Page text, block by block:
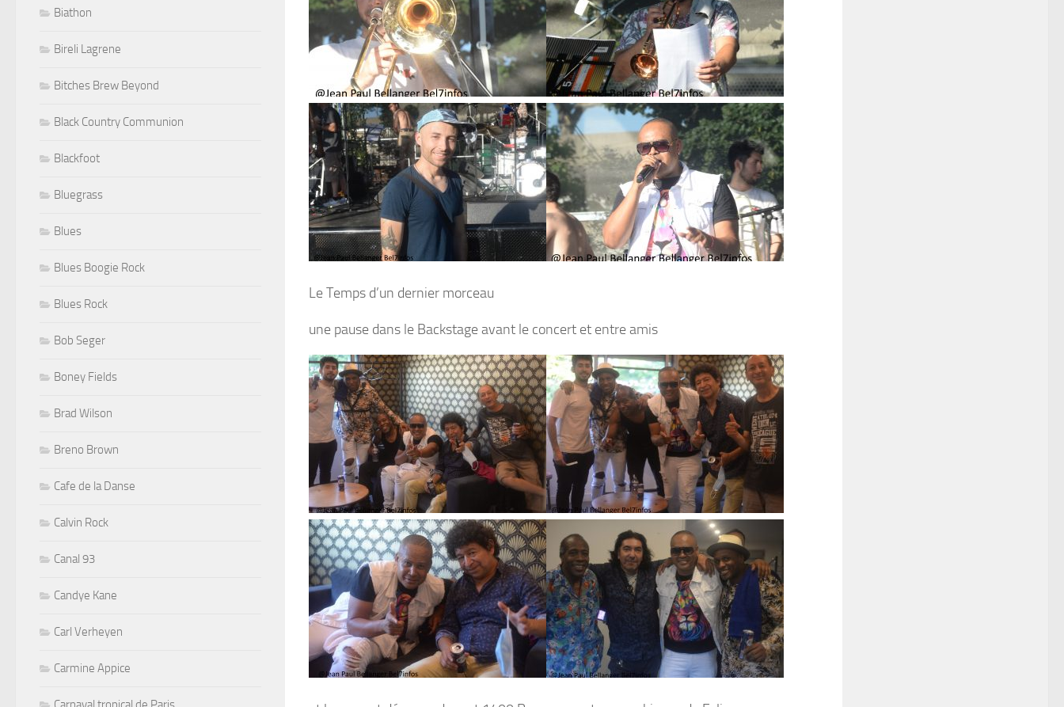
Le Temps d’un dernier morceau
une pause dans le Backstage avant le concert et entre amis
Biathon
Bireli Lagrene
Bitches Brew Beyond
Black Country Communion
Blackfoot
Bluegrass
Blues
Blues Boogie Rock
Blues Rock
Bob Seger
Boney Fields
Brad Wilson
Breno Brown
Cafe de la Danse
Calvin Rock
Canal 93
Candye Kane
Carl Verheyen
Carmine Appice